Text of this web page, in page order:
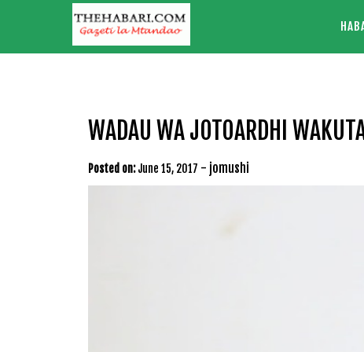
WADAU WA JOTOARDHI
Posted on: June 15, 2017 - jomushi